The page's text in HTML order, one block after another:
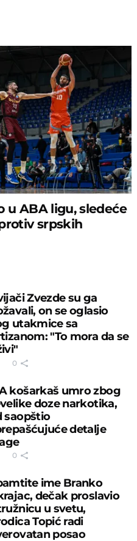
u ABA ligu, sledeće
srpskih
Zvezde su ga
on se oglasio
utakmice sa
"To mora da se
0
košarkaš umro zbog
doze narkotika,
saopštio
detalje
0
ime Branko
dečak proslavio
u svetu,
Topić radi
posao